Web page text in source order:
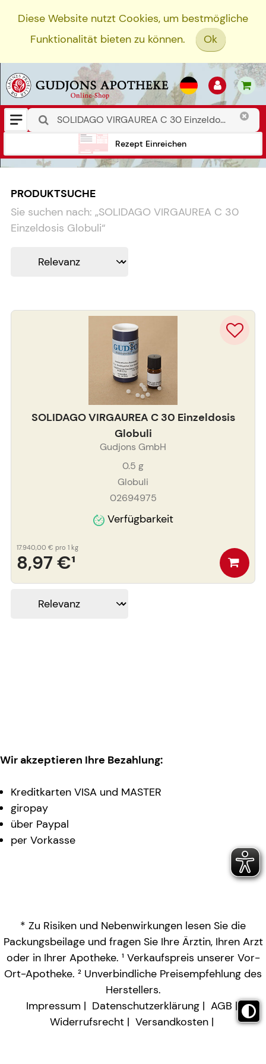
Diese Website nutzt Cookies, um bestmögliche
Funktionalität bieten zu können.
Ok
Rezept Einreichen
PRODUKTSUCHE
Sie suchen nach: „SOLIDAGO VIRGAUREA C 30
Einzeldosis Globuli“
SOLIDAGO VIRGAUREA C 30 Einzeldosis
Globuli
Gudjons GmbH
0.5 g
Globuli
02694975
Verfügbarkeit
8,97 €¹
17.940,00 € pro 1 kg
Wir akzeptieren Ihre Bezahlung:
Kreditkarten VISA und MASTER
giropay
über Paypal
per Vorkasse
* Zu Risiken und Nebenwirkungen lesen Sie die
Packungsbeilage und fragen Sie Ihre Ärztin, Ihren Arzt
oder in Ihrer Apotheke. ¹ Verkaufspreis unserer Vor-
Ort-Apotheke. ² Unverbindliche Preisempfehlung des
Herstellers.
Impressum
Datenschutzerklärung
AGB
Widerrufsrecht
Versandkosten